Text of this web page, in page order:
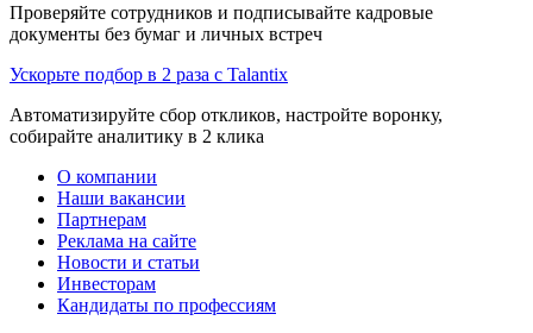
Проверяйте сотрудников и подписывайте кадровые
документы без бумаг и личных встреч
Ускорьте подбор в 2 раза с Talantix
Автоматизируйте сбор откликов, настройте воронку,
собирайте аналитику в 2 клика
О компании
Наши вакансии
Партнерам
Реклама на сайте
Новости и статьи
Инвесторам
Кандидаты по профессиям